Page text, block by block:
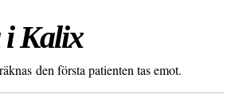
i Kalix
den första patienten tas emot.